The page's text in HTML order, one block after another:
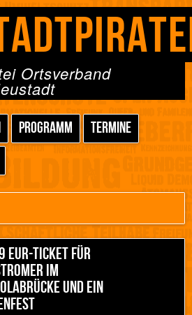
Ortsverband
PROGRAMM
TERMINE
EUR-TICKET FÜR
IM
UND EIN